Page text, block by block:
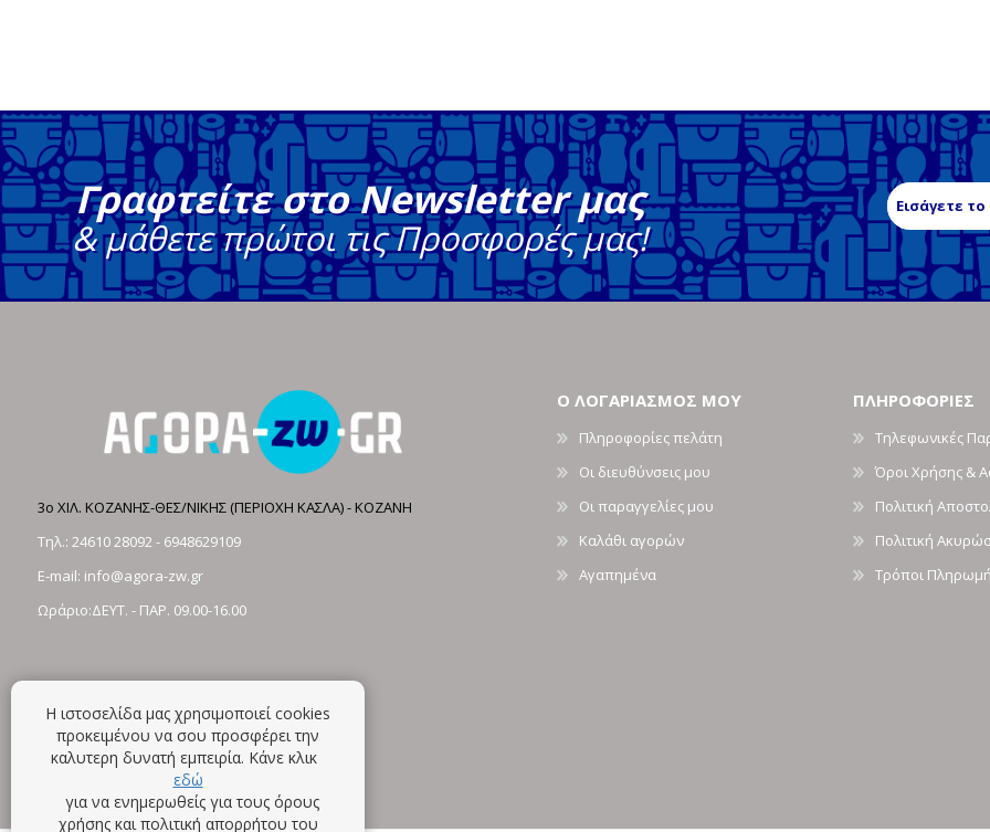
Γραφτείτε στο Newsletter μας
& μάθετε πρώτοι τις Προσφορές μας!
3ο ΧΙΛ. ΚΟΖΑΝΗΣ-ΘΕΣ/ΝΙΚΗΣ (ΠΕΡΙΟΧΗ ΚΑΣΛΑ) - ΚΟΖΑΝΗ
Τηλ.: 24610 28092- 6948629109
E-mail: info@agora-zw.gr
Ωράριο:ΔΕΥΤ. - ΠΑΡ. 09.00-16.00
Ο ΛΟΓΑΡΙΑΣΜΟΣ ΜΟΥ
Πληροφορίες πελάτη
Οι διευθύνσεις μου
Οι παραγγελίες μου
Καλάθι αγορών
Αγαπημένα
ΠΛΗΡΟΦΟΡΙΕΣ
Τηλεφωνικές
Όροι Χρήσης &
Πολιτική
Πολιτική
Τρόποι
Η ιστοσελίδα μας χρησιμοποιεί cookies
προκειμένου να σου προσφέρει την
καλυτερη δυνατή εμπειρία. Κάνε κλικ
εδώ
για να ενημερωθείς για τους όρους
χρήσης και πολιτική απορρήτου του